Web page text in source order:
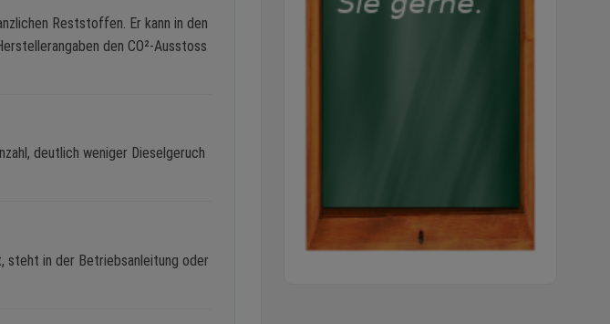
Reststoffen. Er kann in den
den CO²-Ausstoss
deutlich weniger Dieselgeruch
steht in der Betriebsanleitung oder